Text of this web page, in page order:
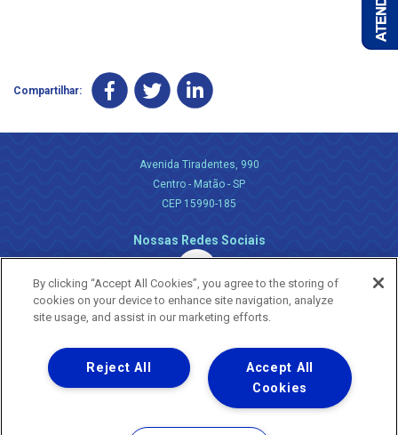
Compartilhar:
Avenida Tiradentes, 990
Centro - Matão - SP
CEP 15990-185
Nossas Redes Sociais
Uma empresa
Copyright ® 2026 - Todos os Direitos Reservados.
Nossa natureza movimenta a vida
By clicking “Accept All Cookies”, you agree to the storing of
cookies on your device to enhance site navigation, analyze
site usage, and assist in our marketing efforts.
Accept All
Cookies
Reject All